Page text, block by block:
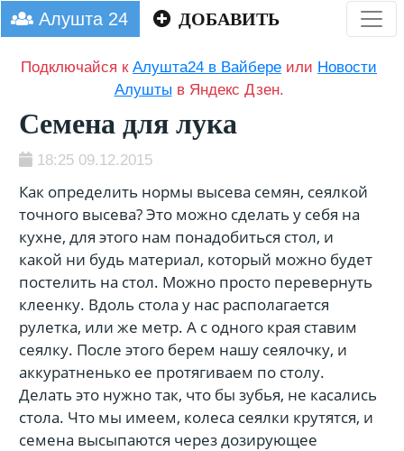
Алушта 24 ДОБАВИТЬ
Подключайся кАлушта24 в Вайбере или Новости
Алушты в Яндекс Дзен.
Семена для лука
18:25 09.12.2015
Как определить нормы высева семян, сеялкой
точного высева? Это можно сделать у себя на
кухне, для этого нам понадобиться стол, и
какой ни будь материал, который можно будет
постелить на стол. Можно просто перевернуть
клеенку. Вдоль стола у нас располагается
рулетка, или же метр. А с одного края ставим
сеялку. После этого берем нашу сеялочку, и
аккуратненько ее протягиваем по столу.
Делать это нужно так, что бы зубья, не касались
стола. Что мы имеем, колеса сеялки крутятся, и
семена высыпаются через дозирующее